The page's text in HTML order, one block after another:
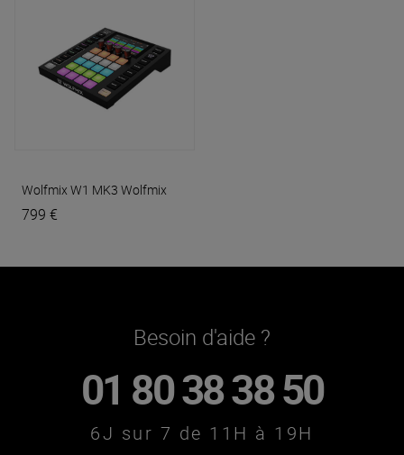
Wolfmix W1 MK3 Wolfmix
799 €
Besoin d'aide ?
01 80 38 38 50
6J sur 7 de 11H à 19H